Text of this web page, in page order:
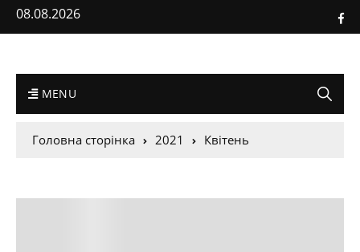
08.08.2026
MENU
Головна сторінка 2021 Квітень